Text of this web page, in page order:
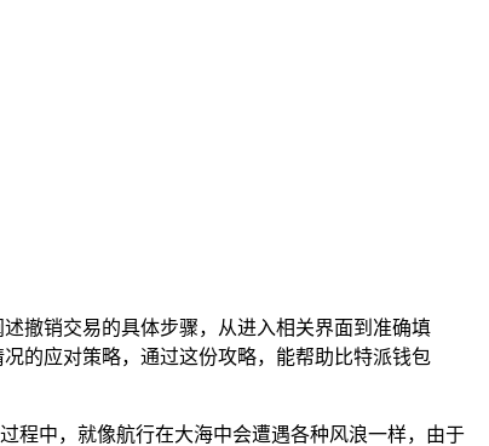
撤销交易的具体步骤，从进入相关界面到准确填
的应对策略，通过这份攻略，能帮助比特派钱包
程中，就像航行在大海中会遭遇各种风浪一样，由于